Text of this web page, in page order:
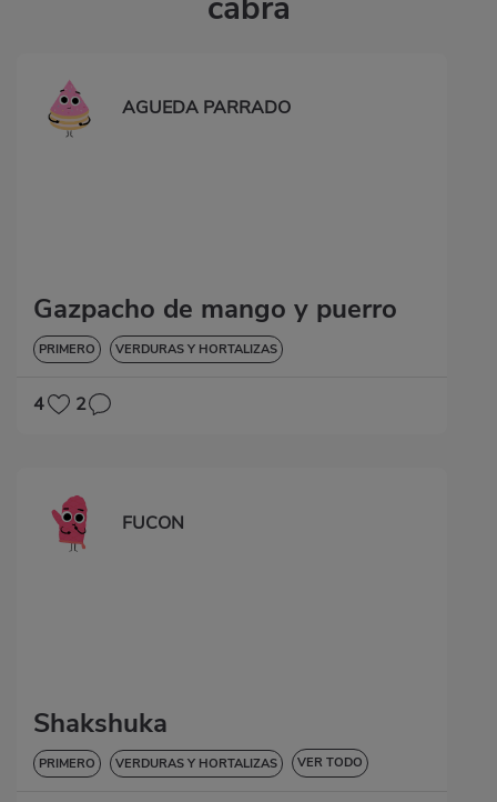
AGUEDA PARRADO
Gazpacho de mango y puerro
PRIMERO VERDURAS Y HORTALIZAS
4 2
FUCON
Shakshuka
PRIMERO VERDURAS Y HORTALIZAS VER TODO